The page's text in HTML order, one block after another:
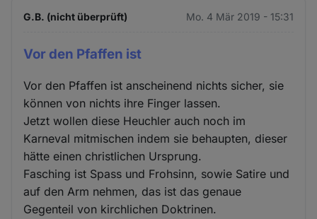
G.B. (nicht überprüft) Mo. 4 Mär 2019 - 15:31
Vor den Pfaffen ist
Vor den Pfaffen ist anscheinend nichts sicher, sie
können von nichts ihre Finger lassen.
Jetzt wollen diese Heuchler auch noch im
Karneval mitmischen indem sie behaupten, dieser
hätte einen christlichen Ursprung.
Fasching ist Spass und Frohsinn, sowie Satire und
auf den Arm nehmen, das ist das genaue
Gegenteil von kirchlichen Doktrinen.